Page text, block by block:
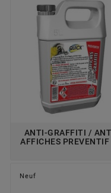
ANTI-GRAFFITI /
AFFICHES PREVENTIF
Neuf